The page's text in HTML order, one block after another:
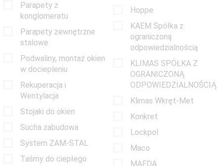
Parapety z
konglomeratu
Parapety zewnętrzne
stalowe
Podwaliny, montaż okien
w dociepleniu
Rekuperacja i
Wentylacja
Stojaki do okien
Sucha zabudowa
System ZAM-STAL
Taśmy do ciepłego
Hoppe
KAEM Spółka z
ograniczoną
odpowiedzialnością
KLIMAS SPÓŁKA Z
OGRANICZONĄ
ODPOWIEDZIALNOŚCIĄ
Klimas Wkręt-Met
Konkret
Lockpol
Maco
MAEDA